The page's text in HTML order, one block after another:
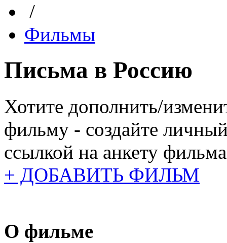
/
Фильмы
Письма в Россию
Хотите дополнить/
фильму - создайте
ссылкой на анкету
+ ДОБАВИТЬ ФИЛЬМ
О фильме